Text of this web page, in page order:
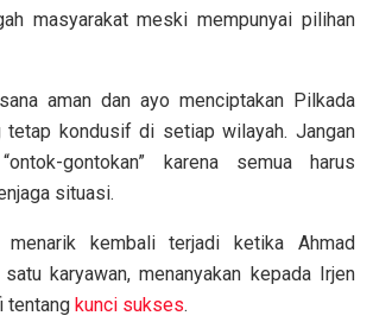
masyarakat meski mempunyai pilihan
aman dan ayo menciptakan Pilkada
tetap kondusif di setiap wilayah. Jangan
gontokan” karena semua harus
situasi.
menarik kembali terjadi ketika Ahmad
karyawan, menanyakan kepada Irjen
tentang kunci sukses.